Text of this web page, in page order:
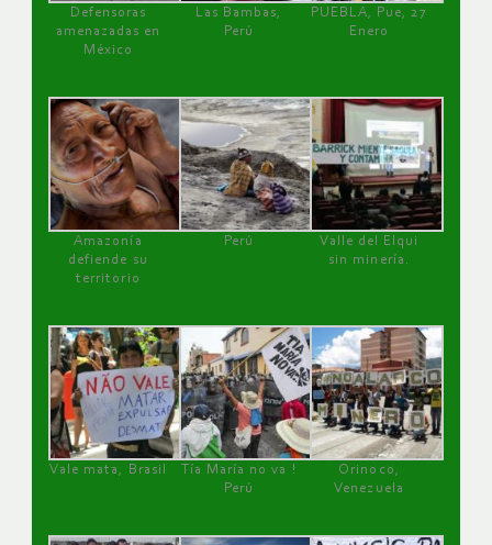
Defensoras
amenazadas en
México
Las Bambas,
Perú
PUEBLA, Pue, 27
Enero
Amazonía
defiende su
territorio
Perú
Valle del Elqui
sin minería.
Vale mata, Brasil
Tía María no va !
Perú
Orinoco,
Venezuela